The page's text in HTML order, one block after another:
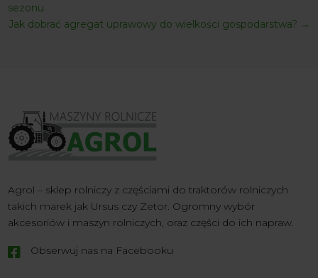
sezonu
Jak dobrać agregat uprawowy do wielkości gospodarstwa? →
Agrol – sklep rolniczy z częściami do traktorów rolniczych
takich marek jak Ursus czy Zetor. Ogromny wybór
akcesoriów i maszyn rolniczych, oraz części do ich napraw.
 Obserwuj nas na Facebooku